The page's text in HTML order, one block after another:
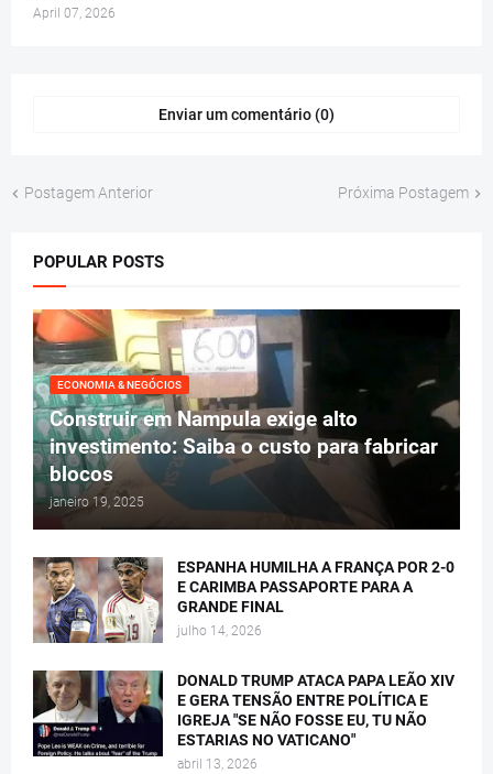
April 07, 2026
Enviar um comentário (0)
Postagem Anterior Próxima Postagem
POPULAR POSTS
ECONOMIA & NEGÓCIOS
Construir em Nampula exige alto
investimento: Saiba o custo para fabricar
blocos
janeiro 19, 2025
ESPANHA HUMILHA A FRANÇA POR 2-0
E CARIMBA PASSAPORTE PARA A
GRANDE FINAL
julho 14, 2026
DONALD TRUMP ATACA PAPA LEÃO XIV
E GERA TENSÃO ENTRE POLÍTICA E
IGREJA "SE NÃO FOSSE EU, TU NÃO
ESTARIAS NO VATICANO"
abril 13, 2026